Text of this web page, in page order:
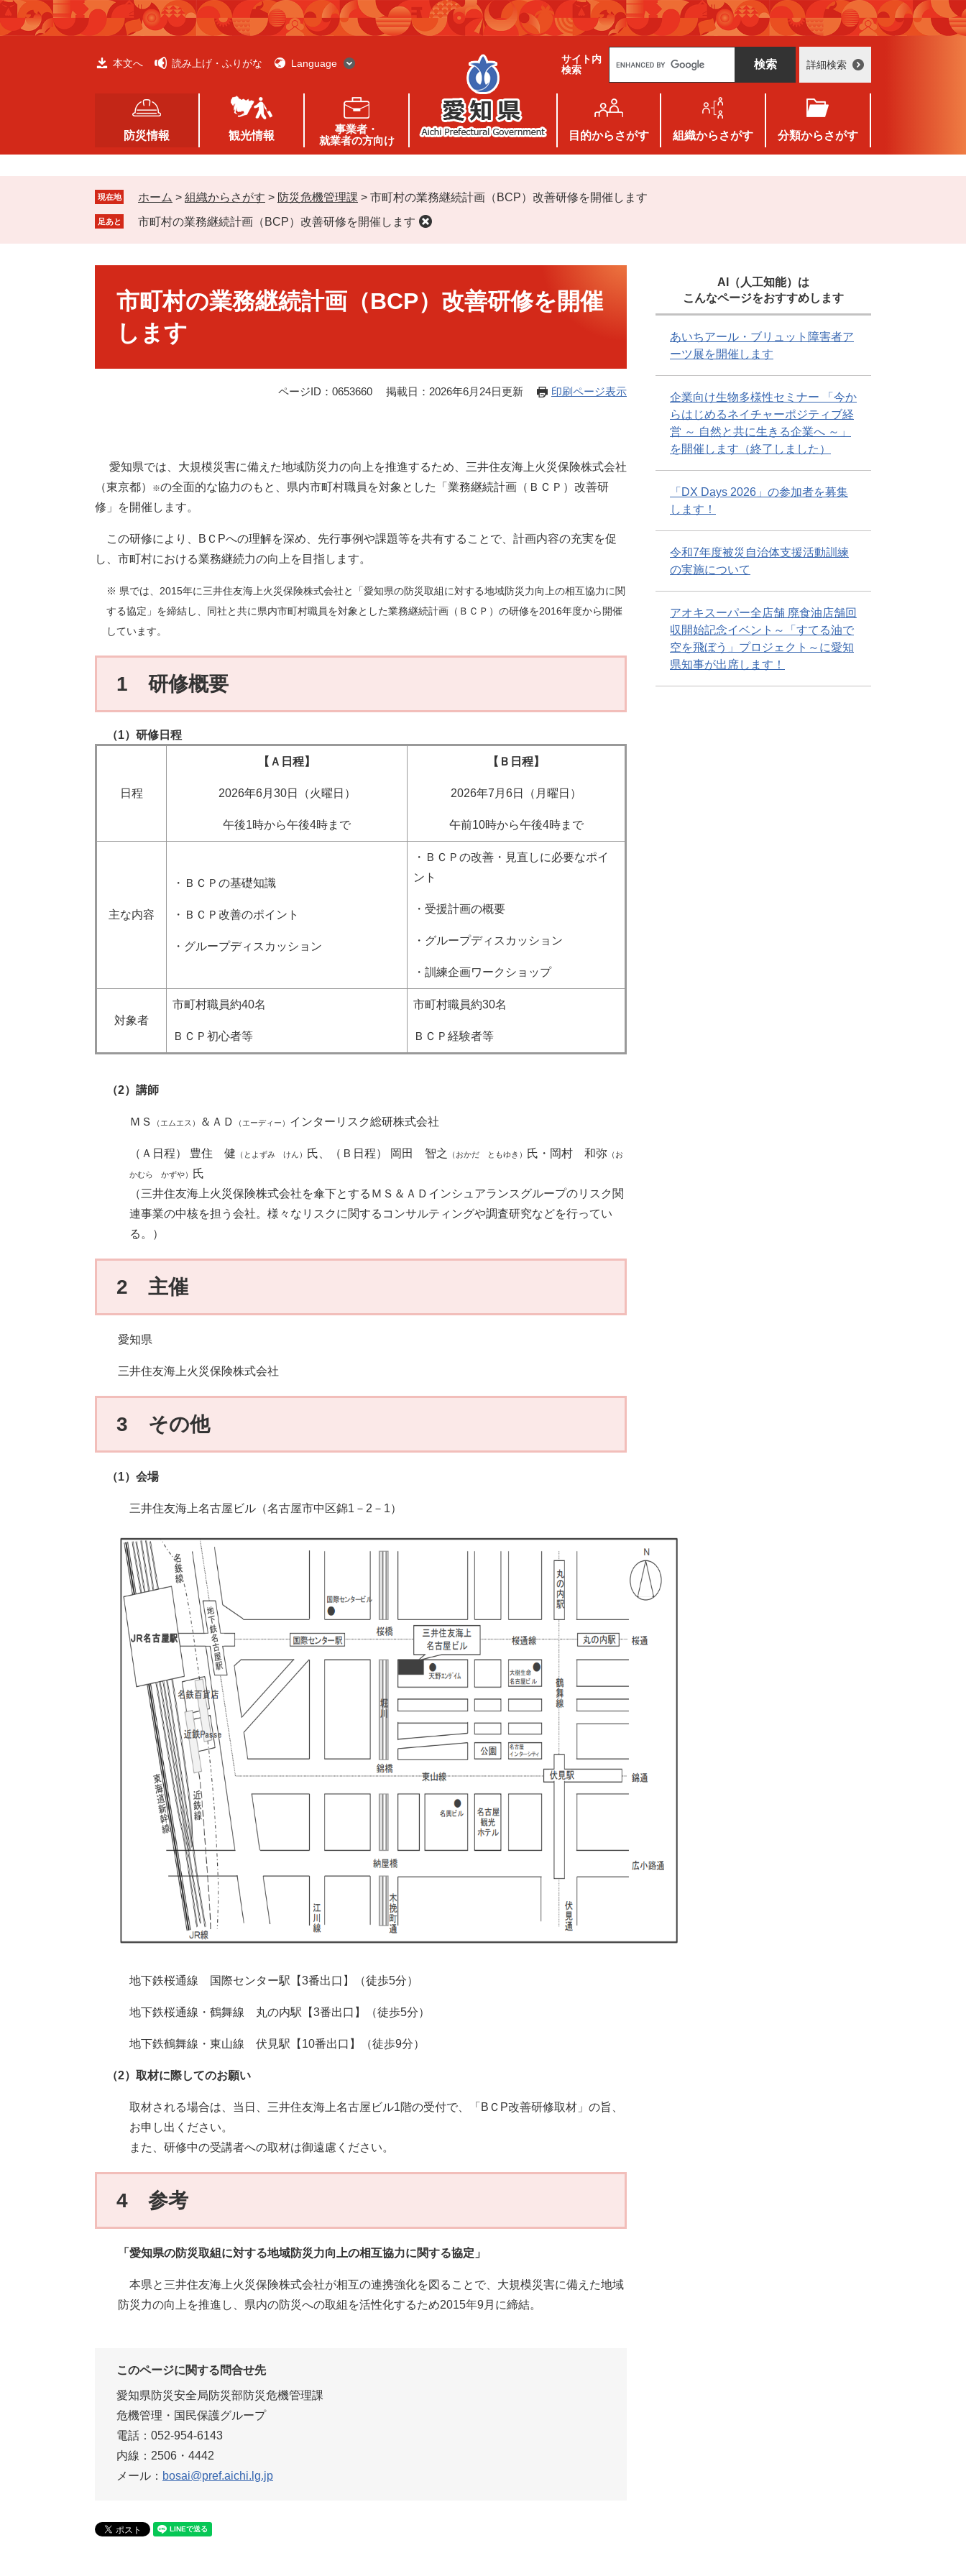
ペ
ー
メ
ニ
本文へ 読み上げ・ふりがな Language
サイト内
検索
g
e
カ
タ
ム
検
詳細検索
防災情報 観光情報
事業者・
就業者の方向け
目的からさがす 組織からさがす 分類からさがす
現在地 ホーム > 組織からさがす > 防災危機管理課 > 市町村の業務継続計画（BCP）改善研修を開催します
足あと 市町村の業務継続計画（BCP）改善研修を開催します
市町村の業務継続計画（BCP）改善研修を開催
します
ページID：0653660 掲載日：2026年6月24日更新 印刷ページ表示
愛知県では、大規模災害に備えた地域防災力の向上を推進するため、三井住友海上火災保険株式会社
（東京都）
※の全面的な協力のもと、県内市町村職員を対象とした「業務継続計画（ＢＣＰ）改善研
修」を開催します。
この研修により、BＣPへの理解を深め、先行事例や課題等を共有することで、計画内容の充実を促
し、市町村における業務継続力の向上を目指します。
※ 県では、2015年に三井住友海上火災保険株式会社と「愛知県の防災取組に対する地域防災力向上の相互協力に関
する協定」を締結し、同社と共に県内市町村職員を対象とした業務継続計画（ＢＣＰ）の研修を2016年度から開催
しています。
1 研修概要
（1）研修日程
日程
【Ａ日程】
2026年6月30日（火曜日）
午後1時から午後4時まで
【Ｂ日程】
2026年7月6日（月曜日）
午前10時から午後4時まで
主な内容
・ＢＣＰの基礎知識
・ＢＣＰ改善のポイント
・グループディスカッション
・ＢＣＰの改善・見直しに必要なポイ
ント
・受援計画の概要
・グループディスカッション
・訓練企画ワークショップ
対象者
市町村職員約40名
ＢＣＰ初心者等
市町村職員約30名
ＢＣＰ経験者等
（2）講師
ＭＳ （エムエス） ＆ＡＤ （エーディー） インターリスク総研株式会社
（Ａ日程） 豊住 健 （とよずみ けん） 氏、（Ｂ日程） 岡田 智之 （おかだ ともゆき） 氏・岡村 和弥 （お
かむら かずや）
氏
（三井住友海上火災保険株式会社を傘下とするＭＳ＆ＡＤインシュアランスグループのリスク関
連事業の中核を担う会社。様々なリスクに関するコンサルティングや調査研究などを行ってい
る。）
2 主催
愛知県
三井住友海上火災保険株式会社
3 その他
（1）会場
三井住友海上名古屋ビル（名古屋市中区錦1－2－1）
地下鉄桜通線 国際センター駅【3番出口】（徒歩5分）
地下鉄桜通線・鶴舞線 丸の内駅【3番出口】（徒歩5分）
地下鉄鶴舞線・東山線 伏見駅【10番出口】（徒歩9分）
（2）取材に際してのお願い​
取材される場合は、当日、三井住友海上名古屋ビル1階の受付で、「BＣP改善研修取材」の旨、
お申し出ください。
また、研修中の受講者への取材は御遠慮ください。
4 参考
「愛知県の防災取組に対する地域防災力向上の相互協力に関する協定」
本県と三井住友海上火災保険株式会社が相互の連携強化を図ることで、大規模災害に備えた地域
防災力の向上を推進し、県内の防災への取組を活性化するため2015年9月に締結。
このページに関する問合せ先
愛知県防災安全局防災部防災危機管理課
危機管理・国民保護グループ
電話：052-954-6143
内線：2506・4442
メール： bosai@pref.aichi.lg.jp
AI（人工知能）は
こんなページをおすすめします
あいちアール・ブリュット障害者ア
ーツ展を開催します
企業向け生物多様性セミナー 「今か
らはじめるネイチャーポジティブ経
営 ～ 自然と共に生きる企業へ ～」
を開催します（終了しました）
「DX Days 2026」の参加者を募集
します！
令和7年度被災自治体支援活動訓練
の実施について
アオキスーパー全店舗 廃食油店舗回
収開始記念イベント～「すてる油で
空を飛ぼう」プロジェクト～に愛知
県知事が出席します！